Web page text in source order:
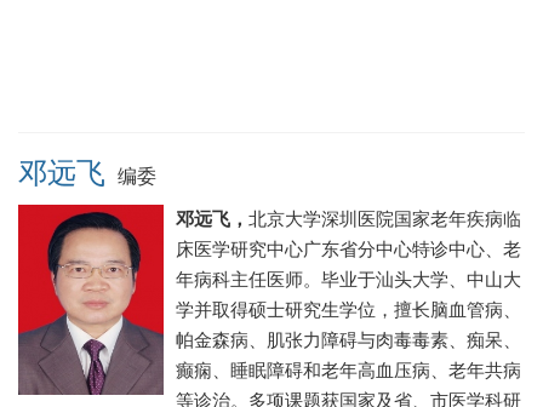
邓远飞 编委
邓远飞， 北京大学深圳医院 国家老年疾病临
床医学研究中心广东省分中心特诊中心、老
年病科主任医师。毕业于汕头大学、中山大
学并取得硕士研究生学位， 擅长脑血管病、
帕金森病、肌张力障碍与肉毒毒素、痴呆、
癫痫、睡眠障碍和老年高血压病、老年共病
等诊治。 多项课题获国家及省、市医学科研